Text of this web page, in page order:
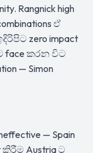
Rangnick high
ඒ
zero impact
ට face කරන විට
— Simon
— Spain
කිරීම Austria ට